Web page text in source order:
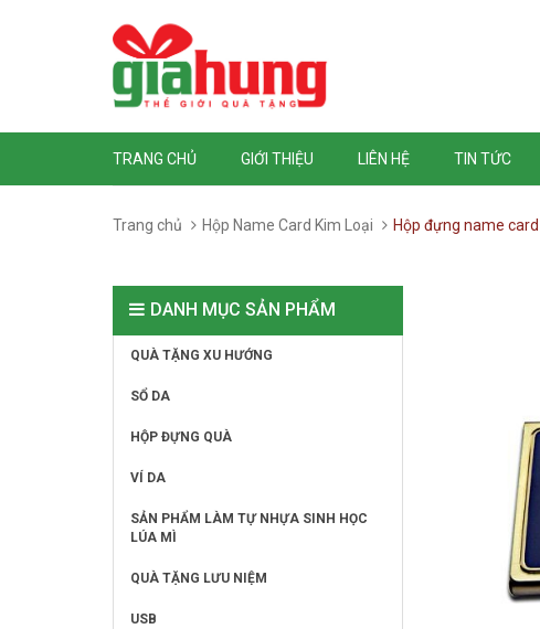
TRANG CHỦ GIỚI THIỆU LIÊN HỆ TIN TỨC
Trang chủ Hộp Name Card Kim Loại Hộp đựng name card
DANH MỤC SẢN PHẨM
QUÀ TẶNG XU HƯỚNG
SỔ DA
HỘP ĐỰNG QUÀ
VÍ DA
SẢN PHẨM LÀM TỰ NHỰA SINH HỌC
LÚA MÌ
QUÀ TẶNG LƯU NIỆM
USB